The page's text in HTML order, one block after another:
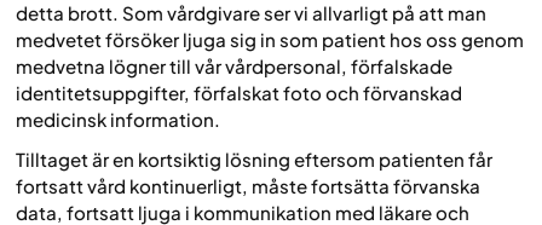
detta brott. Som vårdgivare ser vi allvarligt på att man
medvetet försöker ljuga sig in som patient hos oss genom
medvetna lögner till vår vårdpersonal, förfalskade
identitetsuppgifter, förfalskat foto och förvanskad
medicinsk information.
Tilltaget är en kortsiktig lösning eftersom patienten får
fortsatt vård kontinuerligt, måste fortsätta förvanska
data, fortsatt ljuga i kommunikation med läkare och